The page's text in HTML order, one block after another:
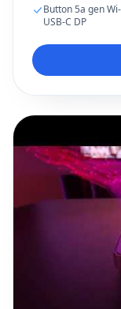
Button 5a gen
USB-C DP